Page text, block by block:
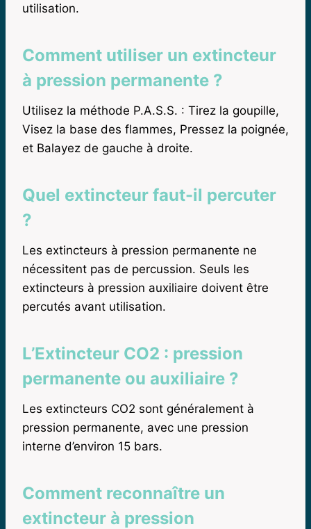
utilisation.
Comment utiliser un extincteur
à pression permanente ?
Utilisez la méthode P.A.S.S. : Tirez la goupille,
Visez la base des flammes, Pressez la poignée,
et Balayez de gauche à droite.
Quel extincteur faut-il percuter
?
Les extincteurs à pression permanente ne
nécessitent pas de percussion. Seuls les
extincteurs à pression auxiliaire doivent être
percutés avant utilisation.
L’Extincteur CO2 : pression
permanente ou auxiliaire ?
Les extincteurs CO2 sont généralement à
pression permanente, avec une pression
interne d’environ 15 bars.
Comment reconnaître un
extincteur à pression